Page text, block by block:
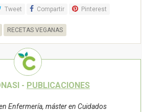
Tweet Compartir Pinterest
RECETAS VEGANAS
- PUBLICACIONES
Enfermería, máster en Cuidados